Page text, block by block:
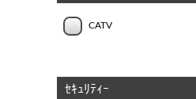
CATV
ｾｷｭﾘﾃｨｰ